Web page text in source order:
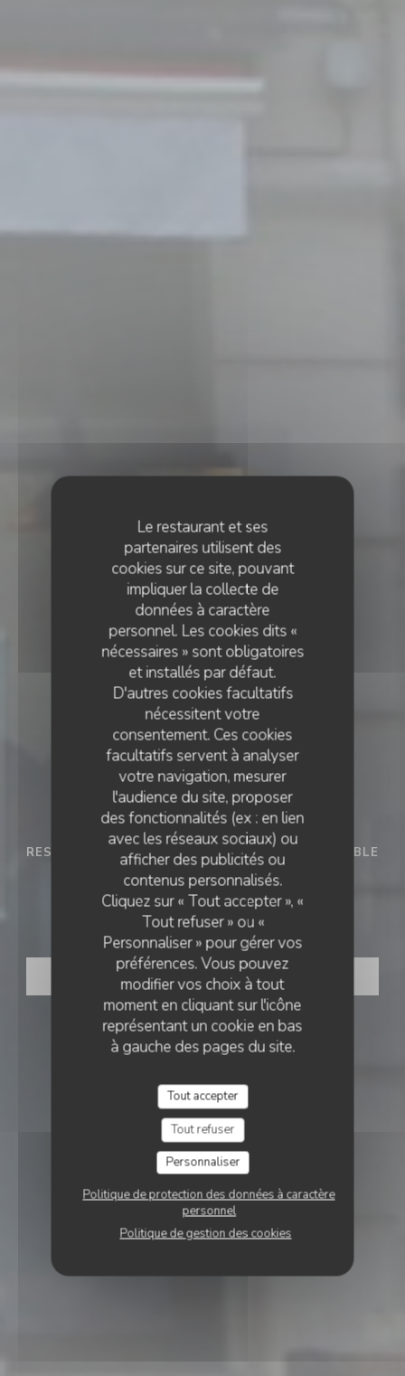
Le restaurant et ses
partenaires utilisent des
cookies sur ce site, pouvant
impliquer la collecte de
données à caractère
personnel. Les cookies dits «
nécessaires » sont obligatoires
et installés par défaut.
D'autres cookies facultatifs
nécessitent votre
consentement. Ces cookies
facultatifs servent à analyser
votre navigation, mesurer
l'audience du site, proposer
des fonctionnalités (ex : en lien
avec les réseaux sociaux) ou
afficher des publicités ou
contenus personnalisés.
Cliquez sur « Tout accepter », «
Tout refuser » ou «
Personnaliser » pour gérer vos
préférences. Vous pouvez
modifier vos choix à tout
moment en cliquant sur l'icône
représentant un cookie en bas
à gauche des pages du site.
Tout accepter
Tout refuser
Personnaliser
Politique de protection des données à caractère
personnel
Politique de gestion des cookies
RESTAURANT GASTRONOMIQUE ECORESPONSABLE
• AMIENS
Hyacinthe
RÉSERVER
HYACINTHE